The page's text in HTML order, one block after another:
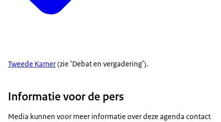
Tweede Kamer(zie ‘Debat en vergadering’).
Informatie voor de pers
Media kunnen voor meer informatie over deze agenda contact